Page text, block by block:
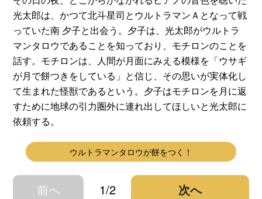
光太郎は、かつて北斗星司とウルトラマンＡとなって戦
っていた南 夕子と出会う。夕子は、光太郎がウルトラ
マンタロウであることを知っており、モチロンのことを
話す。モチロンは、人間が月面にみえる模様を「ウサギ
が月で餅つきをしている」と信じ、その思いが実体化し
て生まれた怪獣であるという。夕子はモチロンを月に返
すために地球の引力圏外に連れ出してほしいと光太郎に
依頼する。
ウルトラマンタロウが餅をつく！
前へ 1/2 次へ